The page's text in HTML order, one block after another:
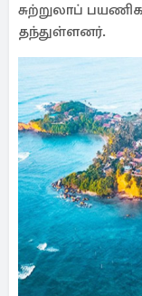
சுற்றுலாப்
தந்துள்ளனர்.